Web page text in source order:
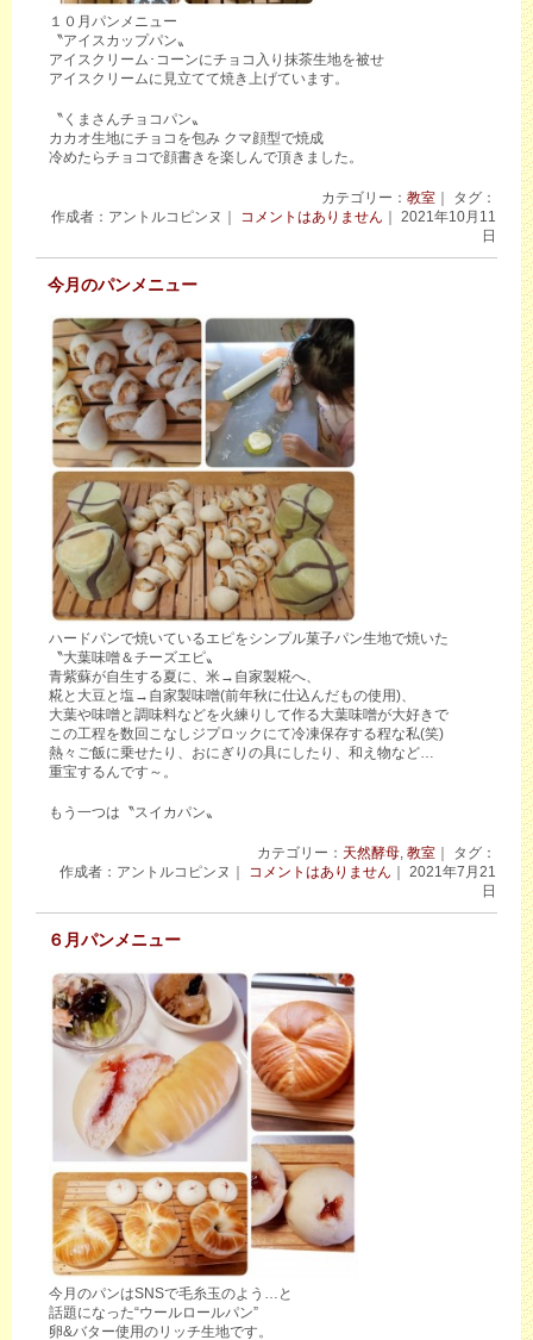
１０月パンメニュー
〝アイスカップパン〟
アイスクリーム･コーンにチョコ入り抹茶生地を被せ
アイスクリームに見立てて焼き上げています。
〝くまさんチョコパン〟
カカオ生地にチョコを包み クマ顔型で焼成
冷めたらチョコで顔書きを楽しんで頂きました。
カテゴリー： 教室｜ タグ：
作成者：アントルコピンヌ｜ コメントはありません ｜ 2021年10月11
日
今月のパンメニュー
ハードパンで焼いているエピをシンプル菓子パン生地で焼いた
〝大葉味噌＆チーズエピ〟
青紫蘇が自生する夏に、米→自家製糀へ、
糀と大豆と塩→自家製味噌(前年秋に仕込んだもの使用)、
大葉や味噌と調味料などを火練りして作る大葉味噌が大好きで
この工程を数回こなしジプロックにて冷凍保存する程な私(笑)
熱々ご飯に乗せたり、おにぎりの具にしたり、和え物など…
重宝するんです～。
もう一つは〝スイカパン〟
カテゴリー： 天然酵母, 教室｜ タグ：
作成者：アントルコピンヌ｜ コメントはありません ｜ 2021年7月21
日
６月パンメニュー
今月のパンはSNSで毛糸玉のよう…と
話題になった“ウールロールパン”
卵&バター使用のリッチ生地です。